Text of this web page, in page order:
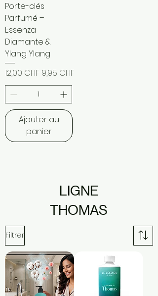
Porte-clés
Parfumé –
Essenza
Diamante &
Ylang Ylang
Prix original
12,00 CHF Prix promotionnel
9,95 CHF
Ajouter au
panier
LIGNE
THOMAS
Filtrer